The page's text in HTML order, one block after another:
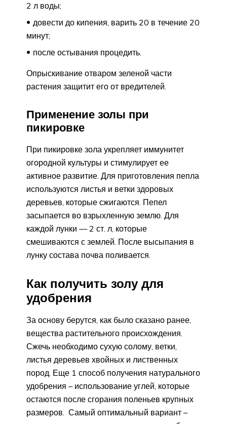
2 л воды;
довести до кипения, варить 20 в течение 20
минут;
после остывания процедить.
Опрыскивание отваром зеленой части
растения защитит его от вредителей.
Применение золы при
пикировке
При пикировке зола укрепляет иммунитет
огородной культуры и стимулирует ее
активное развитие. Для приготовления пепла
используются листья и ветки здоровых
деревьев, которые сжигаются. Пепел
засыпается во взрыхленную землю. Для
каждой лунки — 2 ст. л, которые
смешиваются с землей. После высыпания в
лунку состава почва поливается.
Как получить золу для
удобрения
За основу берутся, как было сказано ранее,
вещества растительного происхождения.
Сжечь необходимо сухую солому, ветки,
листья деревьев хвойных и лиственных
пород. Еще 1 способ получения натурального
удобрения – использование углей, которые
остаются после сгорания поленьев крупных
размеров. Самый оптимальный вариант –